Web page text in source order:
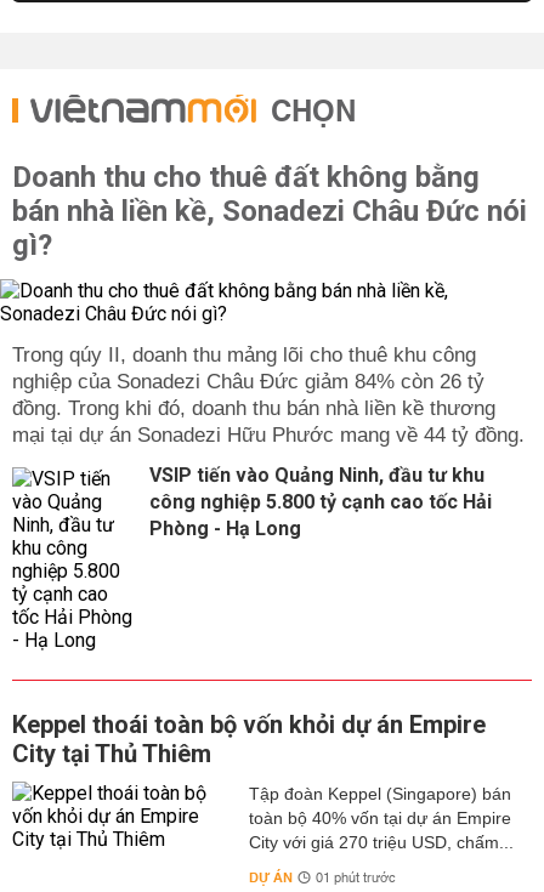
CHỌN
Doanh thu cho thuê đất không bằng
bán nhà liền kề, Sonadezi Châu Đức nói
gì?
Trong qúy II, doanh thu mảng lõi cho thuê khu công
nghiệp của Sonadezi Châu Đức giảm 84% còn 26 tỷ
đồng. Trong khi đó, doanh thu bán nhà liền kề thương
mại tại dự án Sonadezi Hữu Phước mang về 44 tỷ đồng.
VSIP tiến vào Quảng Ninh, đầu tư khu
công nghiệp 5.800 tỷ cạnh cao tốc Hải
Phòng - Hạ Long
Keppel thoái toàn bộ vốn khỏi dự án Empire
City tại Thủ Thiêm
Tập đoàn Keppel (Singapore) bán
toàn bộ 40% vốn tại dự án Empire
City với giá 270 triệu USD, chấm...
DỰ ÁN 01 phút trước